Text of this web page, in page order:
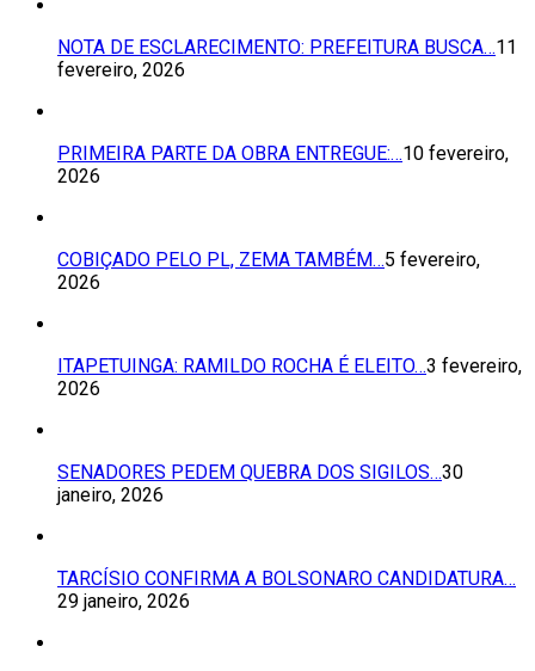
NOTA DE ESCLARECIMENTO: PREFEITURA BUSCA…11
fevereiro, 2026
PRIMEIRA PARTE DA OBRA ENTREGUE:…10 fevereiro,
2026
COBIÇADO PELO PL, ZEMA TAMBÉM…5 fevereiro,
2026
ITAPETUINGA: RAMILDO ROCHA É ELEITO…3 fevereiro,
2026
SENADORES PEDEM QUEBRA DOS SIGILOS…30
janeiro, 2026
TARCÍSIO CONFIRMA A BOLSONARO CANDIDATURA…
29 janeiro, 2026